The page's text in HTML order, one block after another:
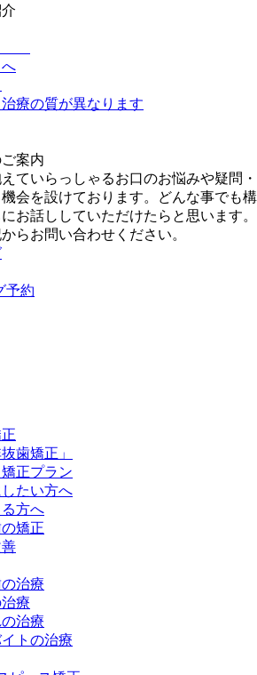
で
へ
療の質が異なります
案内
ていらっしゃるお口のお悩みや疑問・
会を設けております。どんな事でも構
お話ししていただけたらと思います。
らお問い合わせください。
予約
歯矯正 」
正プラン
たい方へ
方へ
矯正
治療
療
治療
トの治療